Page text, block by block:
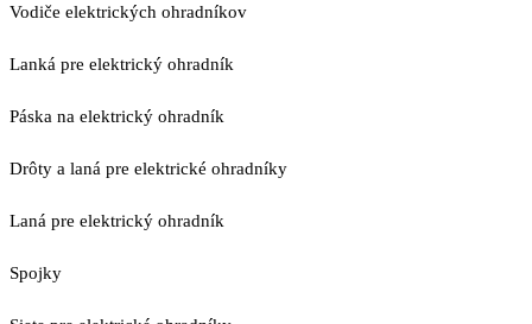
Vodiče elektrických ohradníkov
Lanká pre elektrický ohradník
Páska na elektrický ohradník
Drôty a laná pre elektrické ohradníky
Laná pre elektrický ohradník
Spojky